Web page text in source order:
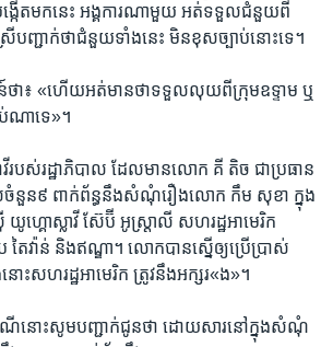
បង្កើត​មក​នេះ អង្គការ​ណាមួយ អត់​ទទួល​ជំនួយ​ពី​
បញ្ជាក់​ថា​ជំនួយ​ទាំង​នេះ ​មិន​ខុស​ច្បាប់​នោះ​ទេ។
ា៖ «ហើយ​អត់​មាន​ថា​ទទួល​លុយ​ពី​ក្រុម​ឧទ្ទាម ឬ​
ណា​ទេ»។
វី​របស់​រដ្ឋាភិបាល ដែល​មាន​លោក គី តិច ជា​ប្រធាន
ស​ចំនួន​៩​ ពាក់​ព័ន្ធនឹង​សំណុំ​រឿង​លោក កឹម សុខា ក្នុង​
គោស្លាវី ស៊ែប៊ី អូស្ត្រាលី សហរដ្ឋអាមេរិក
ៃវ៉ាន់ និង​ឥណ្ឌា។ លោក​បាន​ស្នើ​ឲ្យ​ប្រើប្រាស់​
ះ​សហរដ្ឋអាមេរិក ត្រូវ​នឹង​អក្សរ​«ង»។
ើ​នោះ​សូម​បញ្ជាក់​ជូន​ថា ដោយសារ​នៅ​ក្នុង​សំណុំ​